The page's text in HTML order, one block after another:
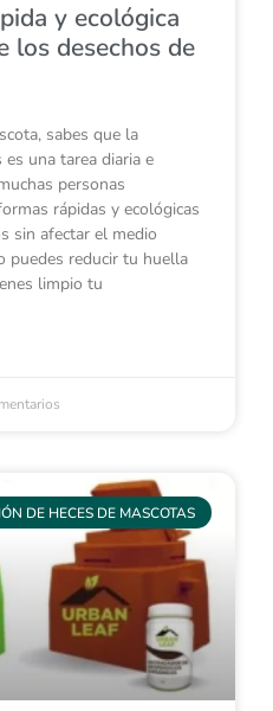
y ecológica
los desechos de
sabes que la
una tarea diaria e
personas
rápidas y ecológicas
sin afectar el medio
puedes reducir tu huella
limpio tu
DE HECES DE MASCOTAS